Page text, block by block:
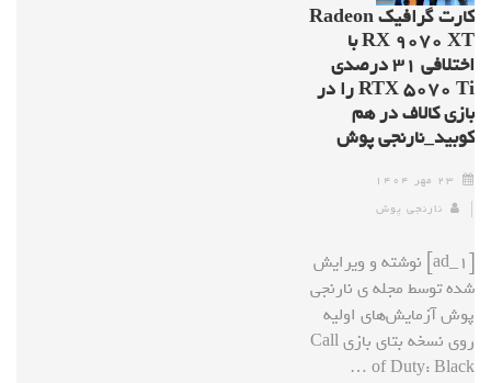
کارت گرافیک Radeon
RX ۹۰۷۰ XT با
اختلافی ۳۱ درصدی
RTX ۵۰۷۰ Ti را در
بازی کالاف در هم
کوبید_نارنجی پوش
۲۳ مهر ۱۴۰۴
نارنجی پوش
[ad_1] نوشته و ویرایش
شده توسط مجله ی نارنجی
پوش آزمایش‌های اولیه
روی نسخه بتای بازی Call
of Duty: Black …